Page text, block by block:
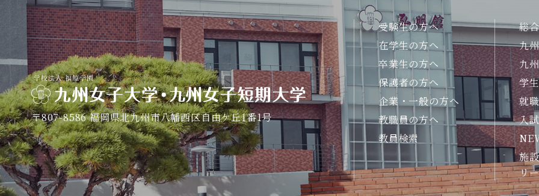
〒807-8586福岡県北九州市八幡西区自由ケ丘1番1号
受験生の方へ
在学生の方へ
卒業生の方へ
保護者の方へ
企業・一般の方へ
教職員の方へ
教員検索
総
九
九
学
就
入
施
リ